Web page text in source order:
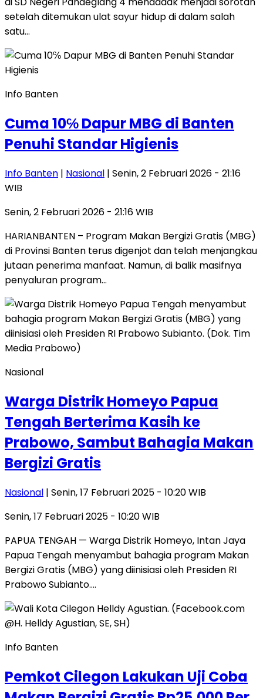
setelah ditemukan ulat sayur hidup di dalam salah
satu…
Info Banten
Cuma 10℅ Dapur MBG di Banten
Penuhi Standar Higienis
Info Banten | Nasional | Senin, 2 Februari 2026 - 21:16
WIB
Senin, 2 Februari 2026 - 21:16 WIB
HARIANBANTEN – Program Makan Bergizi Gratis (MBG)
di Provinsi Banten terus digenjot dan telah menjangkau
jutaan penerima manfaat. Namun, di balik masifnya
penyaluran program…
Nasional
Warga Distrik Homeyo Papua
Tengah Berterima Kasih ke
Prabowo, Sambut Bahagia Makan
Bergizi Gratis
Nasional | Senin, 17 Februari 2025 - 10:20 WIB
Senin, 17 Februari 2025 - 10:20 WIB
PAPUA TENGAH — Warga Distrik Homeyo, Intan Jaya
Papua Tengah menyambut bahagia program Makan
Bergizi Gratis (MBG) yang diinisiasi oleh Presiden RI
Prabowo Subianto….
Info Banten
Pemkot Cilegon Lakukan Uji Coba